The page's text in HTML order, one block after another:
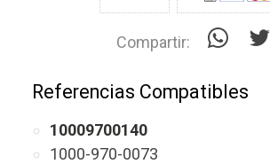
Compartir:
Referencias Compatibles
10009700140
1000-970-0073